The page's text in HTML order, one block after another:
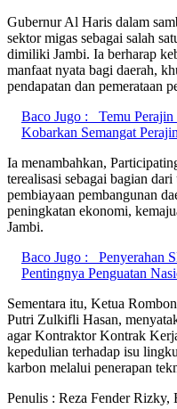
Gubernur Al Haris dalam
sektor migas sebagai salah
dimiliki Jambi. Ia berharap
manfaat nyata bagi daerah,
pendapatan dan pemerataan
Baco Jugo :
Temu
Kobarkan Semangat
Ia menambahkan,
terealisasi sebagai bagian
pembiayaan pembangunan
peningkatan ekonomi,
Jambi.
Baco Jugo :
Penyerahan
Pentingnya Penguatan
Sementara itu, Ketua
Putri Zulkifli Hasan,
agar Kontraktor Kontrak
kepedulian terhadap isu
karbon melalui penerapan
Penulis : Reza Fender Rizky,